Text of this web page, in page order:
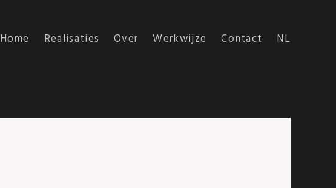
Home Realisaties Over Werkwijze Contact NL